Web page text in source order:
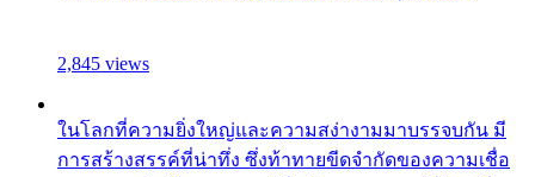
2,845 views
ในโลกที่ความยิ่งใหญ่และความสง่างามมาบรรจบกัน มี
การสร้างสรรค์ที่น่าทึ่ง ซึ่งท้าทายขีดจำกัดของความเชื่อ